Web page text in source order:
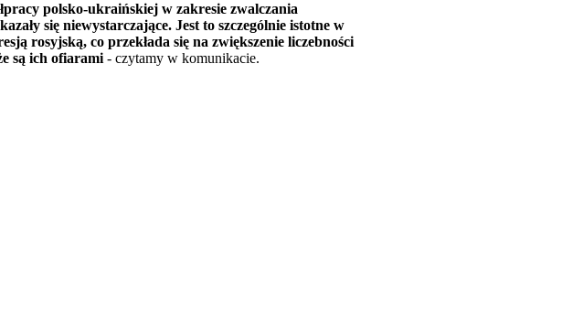
polsko-ukraińskiej w zakresie zwalczania
się niewystarczające. Jest to szczególnie istotne w
rosyjską, co przekłada się na zwiększenie liczebności
są ich ofiarami- czytamy w komunikacie.